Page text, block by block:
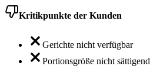
Kritikpunkte der Kunden
Gerichte nicht verfügbar
Portionsgröße nicht sättigend